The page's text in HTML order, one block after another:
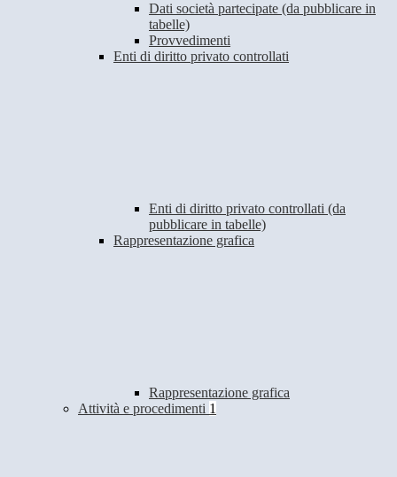
Dati società partecipate (da pubblicare in
tabelle)
Provvedimenti
Enti di diritto privato controllati
Enti di diritto privato controllati (da
pubblicare in tabelle)
Rappresentazione grafica
Rappresentazione grafica
Attività e procedimenti 1